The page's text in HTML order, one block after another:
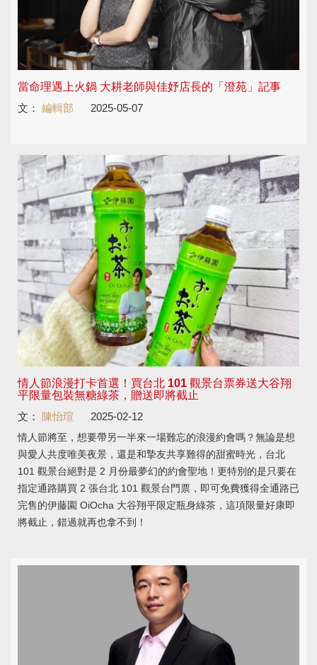
當命理遇上火鍋 大耕老師與佳妤店長的「澄苑」記事
文： 編輯部 2025-05-07
情人節浪漫打卡首選！買台北 101 觀景台票券送大谷翔
平限量包裝無糖綠茶，贈送即將截止
文：
陳怡瑄 2025-02-12
情人節將至，想要帶另一半來一場難忘的浪漫約會嗎？無論是想
與愛人共度唯美夜景，還是和摯友共享難得的甜蜜時光，台北
101 觀景台絕對是 2 月份最夢幻的約會聖地！更特別的是只要在
指定通路購買 2 張台北 101 觀景台門票，即可免費獲得全通路已
完售的伊藤園 OiOcha 大谷翔平限定瓶身綠茶，這項限量好康即
將截止，錯過就再也拿不到！